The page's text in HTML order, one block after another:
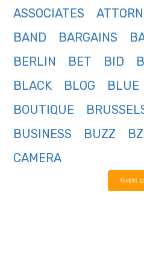
ASSOCIATES
BAND
BARGAINS
BERLIN
BET BID
BLACK
BLOG BLUE
BOUTIQUE
BUSINESS
BUZZ
CAMERA
자세히